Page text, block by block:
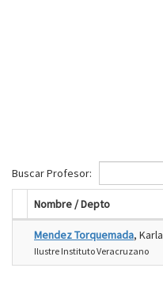
Buscar Profesor:
Nombre / Depto
Mendez Torquemada, Karla
Ilustre Instituto Veracruzano